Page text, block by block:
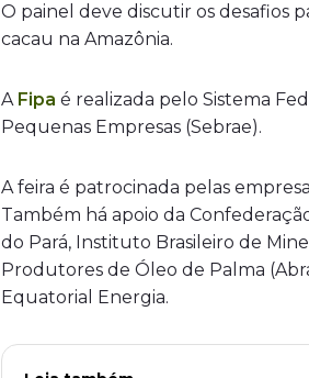
O painel deve discutir os desafios
cacau na Amazônia.
A Fipa é realizada pelo Sistema
Pequenas Empresas (Sebrae).
A feira é patrocinada pelas
Também há apoio da
do Pará, Instituto Brasileiro de
Produtores de Óleo de Palma
Equatorial Energia.